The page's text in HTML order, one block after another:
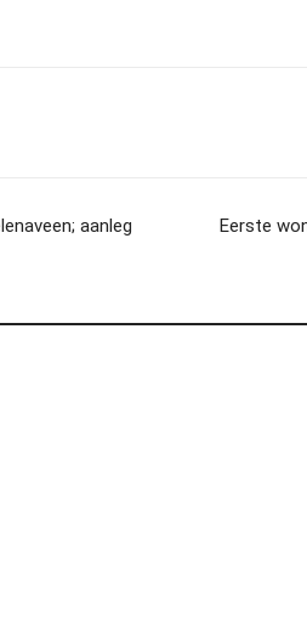
aanleg
Eerste